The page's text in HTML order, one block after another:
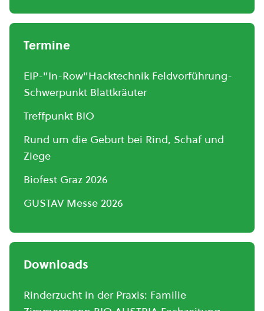
Termine
EIP-"In-Row"Hacktechnik Feldvorführung-
Schwerpunkt Blattkräuter
Treffpunkt BIO
Rund um die Geburt bei Rind, Schaf und
Ziege
Biofest Graz 2026
GUSTAV Messe 2026
Downloads
Rinderzucht in der Praxis: Familie